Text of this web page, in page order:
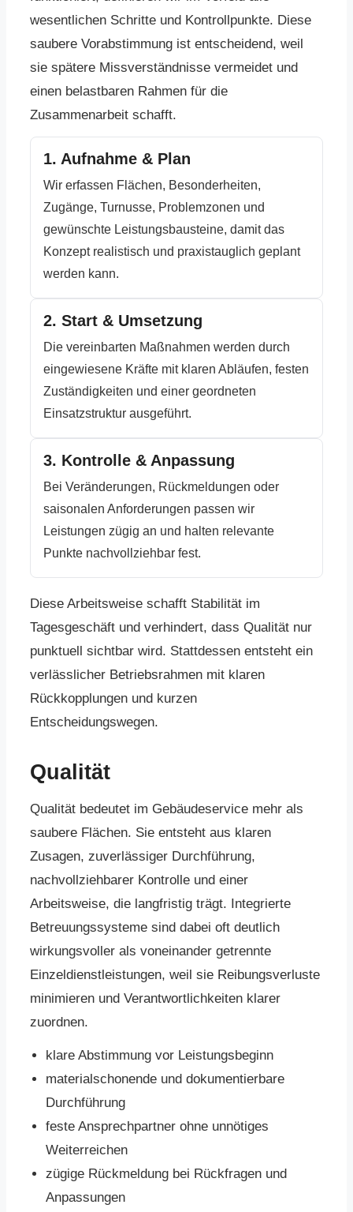
wesentlichen Schritte und Kontrollpunkte. Diese
saubere Vorabstimmung ist entscheidend, weil
sie spätere Missverständnisse vermeidet und
einen belastbaren Rahmen für die
Zusammenarbeit schafft.
1. Aufnahme & Plan
Wir erfassen Flächen, Besonderheiten,
Zugänge, Turnusse, Problemzonen und
gewünschte Leistungsbausteine, damit das
Konzept realistisch und praxistauglich geplant
werden kann.
2. Start & Umsetzung
Die vereinbarten Maßnahmen werden durch
eingewiesene Kräfte mit klaren Abläufen, festen
Zuständigkeiten und einer geordneten
Einsatzstruktur ausgeführt.
3. Kontrolle & Anpassung
Bei Veränderungen, Rückmeldungen oder
saisonalen Anforderungen passen wir
Leistungen zügig an und halten relevante
Punkte nachvollziehbar fest.
Diese Arbeitsweise schafft Stabilität im
Tagesgeschäft und verhindert, dass Qualität nur
punktuell sichtbar wird. Stattdessen entsteht ein
verlässlicher Betriebsrahmen mit klaren
Rückkopplungen und kurzen
Entscheidungswegen.
Qualität
Qualität bedeutet im Gebäudeservice mehr als
saubere Flächen. Sie entsteht aus klaren
Zusagen, zuverlässiger Durchführung,
nachvollziehbarer Kontrolle und einer
Arbeitsweise, die langfristig trägt. Integrierte
Betreuungssysteme sind dabei oft deutlich
wirkungsvoller als voneinander getrennte
Einzeldienstleistungen, weil sie Reibungsverluste
minimieren und Verantwortlichkeiten klarer
zuordnen.
klare Abstimmung vor Leistungsbeginn
materialschonende und dokumentierbare
Durchführung
feste Ansprechpartner ohne unnötiges
Weiterreichen
zügige Rückmeldung bei Rückfragen und
Anpassungen